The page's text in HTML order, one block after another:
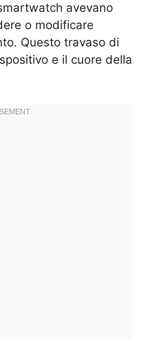
avevano
o modificare
Questo travaso di
e il cuore della